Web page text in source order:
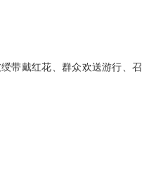
带戴红花、群众欢送游行、召